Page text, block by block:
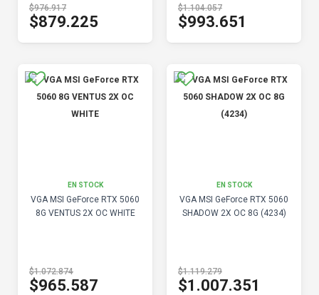
$976.917
$879.225
$1.104.057
$993.651
EN STOCK
VGA MSI GeForce RTX 5060
8G VENTUS 2X OC WHITE
$1.072.874
$965.587
EN STOCK
VGA MSI GeForce RTX 5060
SHADOW 2X OC 8G (4234)
$1.119.279
$1.007.351